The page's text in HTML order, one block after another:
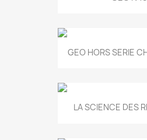
GEO HORS SERIE
LA SCIENCE DES